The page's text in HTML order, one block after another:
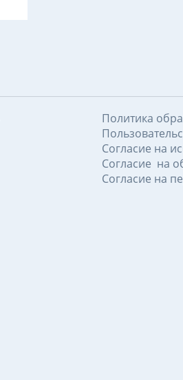
Политика
Согласие на
Согласие на
Согласие на